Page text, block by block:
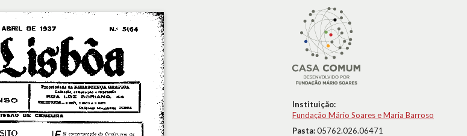
Instituição:
Fundação Mário Soares e Maria Barroso
Pasta:05762.026.06471